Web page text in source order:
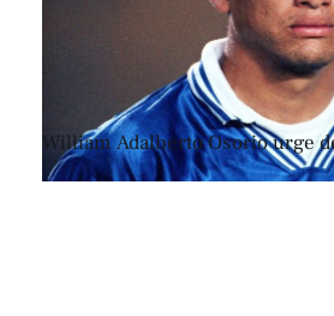
William Adalberto Osorio urge